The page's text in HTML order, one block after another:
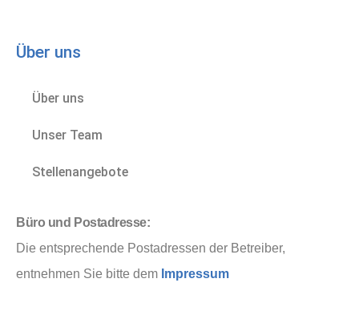
Über uns
Über uns
Unser Team
Stellenangebote
Büro und Postadresse:
Die entsprechende Postadressen der Betreiber,
entnehmen Sie bitte dem Impressum